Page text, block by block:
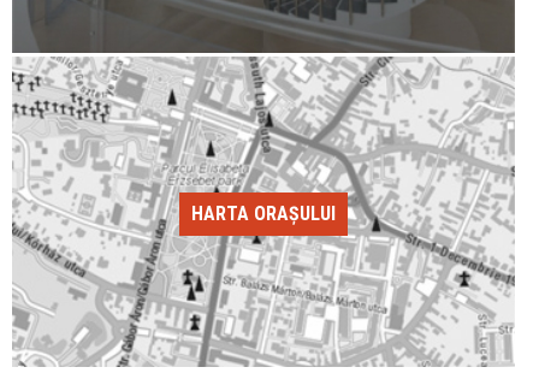
HARTA ORAȘULUI